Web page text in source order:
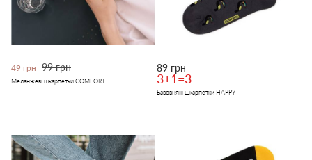
49 грн 99 грн
Меланжеві шкарпетки COMFORT
89 грн
3+1=3
Бавовняні шкарпетки HAPPY